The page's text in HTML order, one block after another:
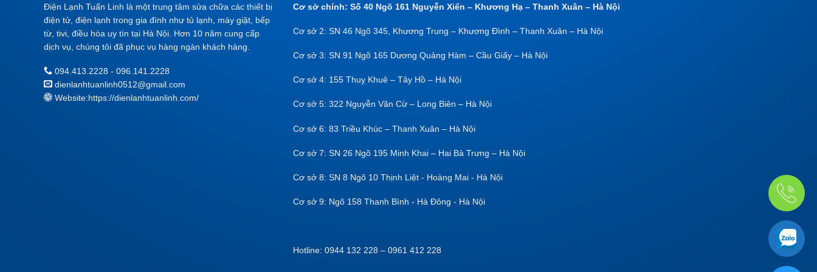
Điện Lạnh Tuấn Linh là một trung tâm sửa chữa các thiết bị
điện tử, điện lạnh trong gia đình như tủ lạnh, máy giặt, bếp
từ, tivi, điều hòa uy tín tại Hà Nội. Hơn 10 năm cung cấp
dịch vụ, chúng tôi đã phục vụ hàng ngàn khách hàng.
094.413.2228 - 096.141.2228
dienlanhtuanlinh0512@gmail.com
Website:https://dienlanhtuanlinh.com/
Cơ sở chính: Số 40 Ngõ 161 Nguyễn Xiển – Khương Hạ – Thanh Xuân – Hà Nội
Cơ sở 2: SN 46 Ngõ 345, Khương Trung – Khương Đình – Thanh Xuân – Hà Nội
Cơ sở 3: SN 91 Ngõ 165 Dương Quảng Hàm – Cầu Giấy – Hà Nội
Cơ sở 4: 155 Thuỵ Khuê – Tây Hồ – Hà Nội
Cơ sở 5: 322 Nguyễn Văn Cừ – Long Biên – Hà Nội
Cơ sở 6: 83 Triều Khúc – Thanh Xuân – Hà Nội
Cơ sở 7: SN 26 Ngõ 195 Minh Khai – Hai Bà Trưng – Hà Nội
Cơ sở 8: SN 8 Ngõ 10 Thịnh Liệt - Hoàng Mai - Hà Nội
Cơ sở 9: Ngõ 158 Thanh Bình - Hà Đông - Hà Nội
Hotline: 0944 132 228 – 0961 412 228